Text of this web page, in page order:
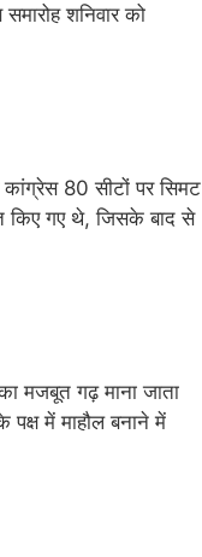
शनिवार को
कांग्रेस 80 सीटों पर सिमट
किए गए थे, जिसके बाद से
मजबूत गढ़ माना जाता
में माहौल बनाने में